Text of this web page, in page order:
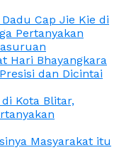
Cap Jie Kie di
Pertanyakan
Hari Bhayangkara
dan Dicintai
Kota Blitar,
Masyarakat itu